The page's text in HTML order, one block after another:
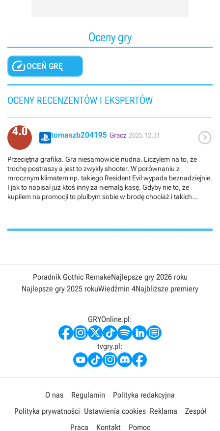
Oceny gry
OCEŃ GRĘ
OCENY RECENZENTÓW I EKSPERTÓW
4.0 tomaszb204195 Gracz 2025.12.31 
Przeciętna grafika. Gra niesamowicie nudna. Liczylem na to, że
trochę postraszy a jest to zwykly shooter. W porównaniu z
mrocznym klimatem np. takiego Resident Evil wypada beznadziejnie.
I jak to napisal już ktoś inny za niemalą kasę. Gdyby nie to, że
kupilem na promocji to plulbym sobie w brodę chociaż i takich
Poradnik Gothic RemakeNajlepsze gry 2026 roku
Najlepsze gry 2025 rokuWiedźmin 4Najbliższe premiery
GRYOnline.pl:
tvgry.pl:
O nas Regulamin
Polityka redakcyjna
Polityka prywatności Ustawienia cookies Reklama
Zespół
Praca
Kontakt Pomoc